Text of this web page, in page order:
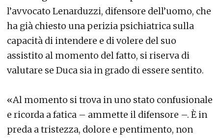
l’avvocato Lenarduzzi, difensore dell’uomo, che
ha già chiesto una perizia psichiatrica sulla
capacità di intendere e di volere del suo
assistito al momento del fatto, si riserva di
valutare se Duca sia in grado di essere sentito.
«Al momento si trova in uno stato confusionale
e ricorda a fatica – ammette il difensore –. È in
preda a tristezza, dolore e pentimento, non